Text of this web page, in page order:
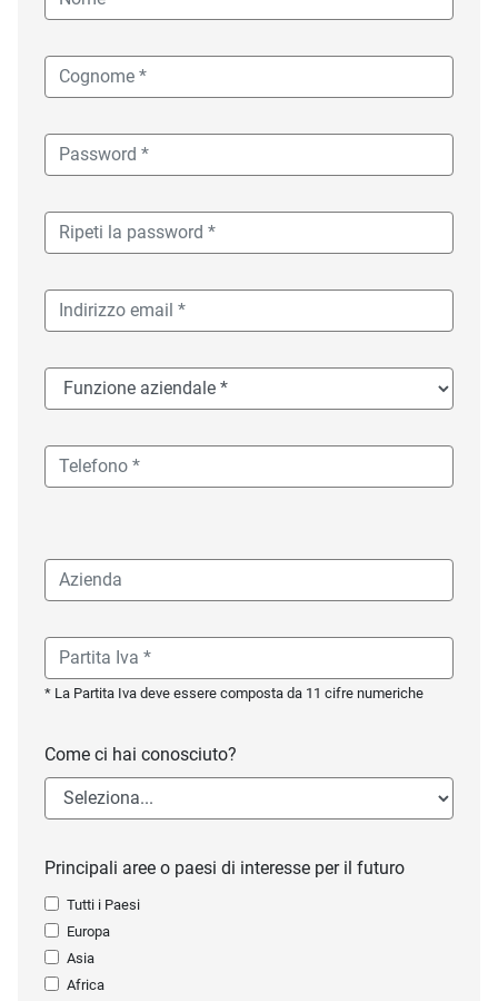
* La Partita Iva deve essere composta da 11 cifre numeriche
Come ci hai conosciuto?
Principali aree o paesi di interesse per il futuro
Tutti i Paesi
Europa
Asia
Africa